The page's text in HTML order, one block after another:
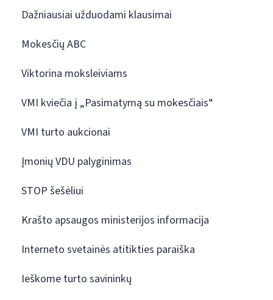
Dažniausiai užduodami klausimai
Mokesčių ABC
Viktorina moksleiviams
VMI kviečia į „Pasimatymą su mokesčiais“
VMI turto aukcionai
Įmonių VDU palyginimas
STOP šešėliui
Krašto apsaugos ministerijos informacija
Interneto svetainės atitikties paraiška
Ieškome turto savininkų